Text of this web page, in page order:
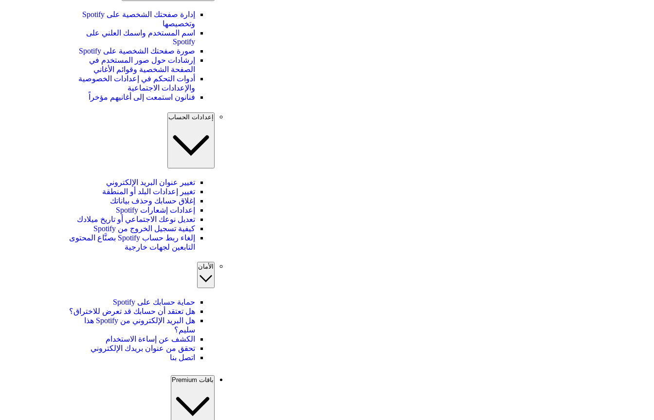
إدارة صفحتك الشخصية على Spotify
وتخصيصها
اسم المستخدم واسمك العلني على
Spotify
صورة صفحتك الشخصية على Spotify
إرشادات حول صور المستخدم في
الصفحة الشخصية وقوائم الأغاني
أدوات التحكم في إعدادات الخصوصية
والإعدادات الاجتماعية
فنانون استمعت إلى أغانيهم مؤخراً
إعدادات الحساب
تغيير عنوان البريد الإلكتروني
تغيير إعدادات البلد أو المنطقة
إغلاق حسابك وحذف بياناتك
إعدادات إشعارات Spotify
تعديل نوعك الاجتماعي أو تاريخ ميلادك
كيفية تسجيل الخروج من Spotify
إلغاء ربط حساب Spotify بصنَّاع المحتوى
التابعين لجهات خارجية
الأمان
حماية حسابك على Spotify
هل تعتقد أن حسابك قد تعرض للاختراق؟
هل البريد الإلكتروني من Spotify هذا
سليم؟
الكشف عن إساءة الاستخدام
تحقق من عنوان بريدك الإلكتروني
اتصل بنا
باقات Premium